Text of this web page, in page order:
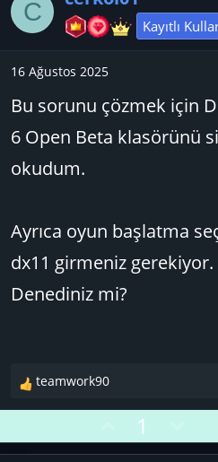
a
C Kayıtlı
16 Ağustos 2025
Bu sorunu çözmek için
6 Open Beta klasörünü
okudum.
Ayrıca oyun başlatma
dx11 girmeniz gerekiyor.
Denediniz mi?
T
e
k
teamwork90
O
y
1
o